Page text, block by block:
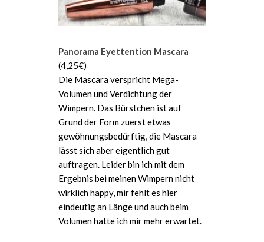
Panorama Eyettention Mascara
(4,25€)
Die Mascara verspricht Mega-
Volumen und Verdichtung der
Wimpern. Das Bürstchen ist auf
Grund der Form zuerst etwas
gewöhnungsbedürftig, die Mascara
lässt sich aber eigentlich gut
auftragen. Leider bin ich mit dem
Ergebnis bei meinen Wimpern nicht
wirklich happy, mir fehlt es hier
eindeutig an Länge und auch beim
Volumen hatte ich mir mehr erwartet.